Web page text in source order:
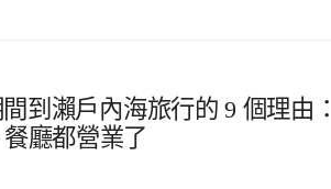
到瀨戶內海旅行的 9 個理由
廳都營業了